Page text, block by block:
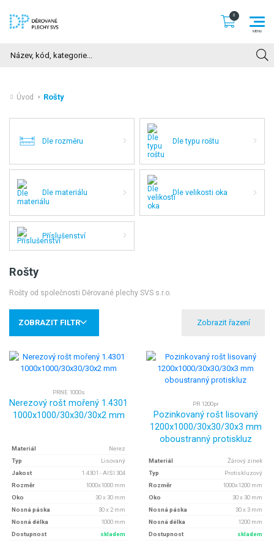
Úvod Rošty
Dle rozměru Dle typu roštu
Dle materiálu Dle velikosti oka
Příslušenství
Rošty
Rošty od společnosti Děrované plechy SVS s.r.o.
ZOBRAZIT FILTR
PRNE 1000s
Nerezový rošt mořený 1.4301
1000x1000/30x30/30x2 mm
Materiál
Nerez
Typ
Lisovaný
Jakost
1.4301 - AISI 304
Rozměr
1000x1000 mm
Oko
30 x 30 mm
Nosná páska
30 x 2 mm
Nosná délka
1000 mm
Dostupnost
skladem
PR 1200pr
Pozinkovaný rošt lisovaný
1200x1000/30x30/30x3 mm
oboustranný protiskluz
Materiál
Žárový zinek
Typ
Protiskluzový
Rozměr
1000x1200 mm
Oko
30 x 30 mm
Nosná páska
30 x 3 mm
Nosná délka
1200 mm
Dostupnost
skladem